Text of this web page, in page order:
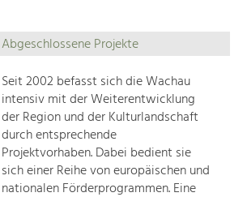
Themenübersicht
Die
Regionalentwicklung
in
unserer
Region
ist
sehr
vielfältig.
Abgeschlossene Projekte
Seit 2002 befasst sich die Wachau
intensiv mit der Weiterentwicklung
der Region und der Kulturlandschaft
durch entsprechende
Projektvorhaben. Dabei bedient sie
sich einer Reihe von europäischen und
nationalen Förderprogrammen. Eine